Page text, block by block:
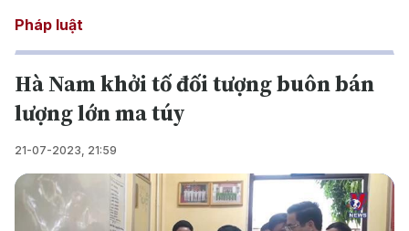
Pháp luật
Hà Nam khởi tố đối tượng buôn bán
lượng lớn ma túy
21-07-2023, 21:59